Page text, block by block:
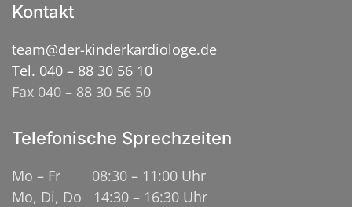
Kontakt
team@der-kinderkardiologe.de
Tel. 040 – 88 30 56 10
Fax 040 – 88 30 56 50
Telefonische Sprechzeiten
Mo – Fr 08:30 – 11:00 Uhr
Mo, Di, Do 14:30 – 16:30 Uhr